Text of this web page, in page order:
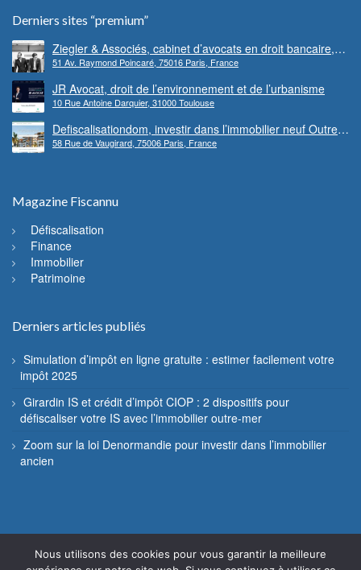
Derniers sites “premium”
Ziegler & Associés, cabinet d’avocats en droit bancaire,
cryptomonnaie et escroqueries financières
51 Av. Raymond Poincaré, 75016 Paris, France
JR Avocat, droit de l’environnement et de l’urbanisme
10 Rue Antoine Darquier, 31000 Toulouse
Defiscalisationdom, investir dans l’immobilier neuf Outre-
mer
58 Rue de Vaugirard, 75006 Paris, France
Magazine Fiscannu
Défiscalisation
Finance
Immobilier
Patrimoine
Derniers articles publiés
Simulation d’impôt en ligne gratuite : estimer facilement votre
impôt 2025
Girardin IS et crédit d’impôt CIOP : 2 dispositifs pour
défiscaliser votre IS avec l’immobilier outre-mer
Zoom sur la loi Denormandie pour investir dans l’immobilier
ancien
Nous utilisons des cookies pour vous garantir la meilleure